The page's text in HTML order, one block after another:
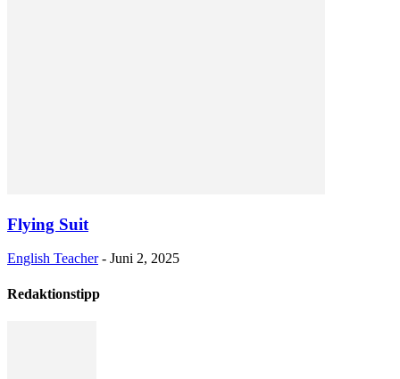
Flying Suit
English Teacher - Juni 2, 2025
Redaktionstipp